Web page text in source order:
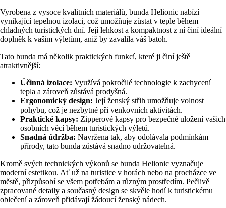
Vyrobena z vysoce kvalitních materiálů, bunda Helionic nabízí
vynikající tepelnou izolaci, což umožňuje zůstat v teple během
chladných turistických dní. Její lehkost a kompaktnost z ní činí ideální
doplněk k vašim výletům, aniž by zavalila váš batoh.
Tato bunda má několik praktických funkcí, které ji činí ještě
atraktivnější:
Účinná izolace: Využívá pokročilé technologie k zachycení
tepla a zároveň zůstává prodyšná.
Ergonomický design: Její ženský střih umožňuje volnost
pohybu, což je nezbytné při venkovních aktivitách.
Praktické kapsy: Zipperové kapsy pro bezpečné uložení vašich
osobních věcí během turistických výletů.
Snadná údržba: Navržena tak, aby odolávala podmínkám
přírody, tato bunda zůstává snadno udržovatelná.
Kromě svých technických výkonů se bunda Helionic vyznačuje
moderní estetikou. Ať už na turistice v horách nebo na procházce ve
městě, přizpůsobí se všem potřebám a různým prostředím. Pečlivě
zpracované detaily a současný design se skvěle hodí k turistickému
oblečení a zároveň přidávají žádoucí ženský nádech.